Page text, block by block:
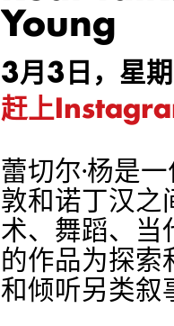
Young
3月3日，星
赶上
蕾切尔·杨是
敦和诺丁汉之
术、舞蹈、当
的作品为探索
和倾听另类叙